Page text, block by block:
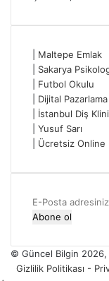
Maltepe Emlak
Sakarya
Futbol Okulu
Dijital Pazarlama
İstanbul Diş
Yusuf Sarı
Ücretsiz Online
E-
Posta
giriniz
© Güncel Bilgin 2026,
Gizlilik Politikası -